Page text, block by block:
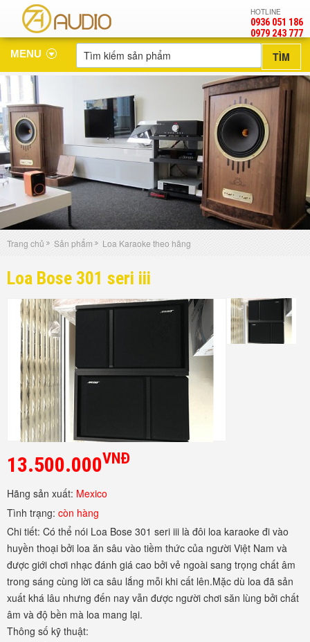
HOTLINE
0936 051 186
‎0979 243 777
MENU
Trang chủ Sản phẩm Loa Karaoke theo hãng
Loa Bose 301 seri iii
13.500.000VNĐ
Hãng sản xuất: Mexico
Tình trạng: còn hàng
Chi tiết: Có thể nói Loa Bose 301 seri iii là đôi loa karaoke đi vào
huyền thoại bởi loa ăn sâu vào tiềm thức của người Việt Nam và
được giới chơi nhạc đánh giá cao bởi vẻ ngoài sang trọng chất âm
trong sáng cùng lời ca sâu lắng mỗi khi cất lên.Mặc dù loa đã sản
xuất khá lâu nhưng đến nay vẫn được người chơi săn lùng bởi chất
âm và độ bền mà loa mang lại.
Thông số kỹ thuật: